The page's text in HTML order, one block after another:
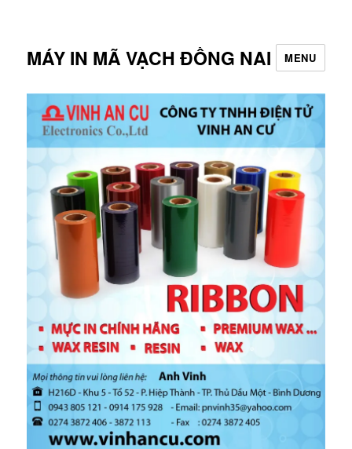
MÁY IN MÃ VẠCH ĐỒNG NAI MENU